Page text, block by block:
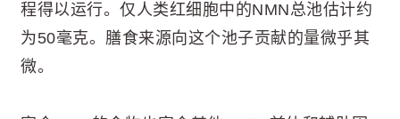
程得以运行。仅人类红细胞中的NMN总池估计约
为50毫克。膳食来源向这个池子贡献的量微乎其
微。